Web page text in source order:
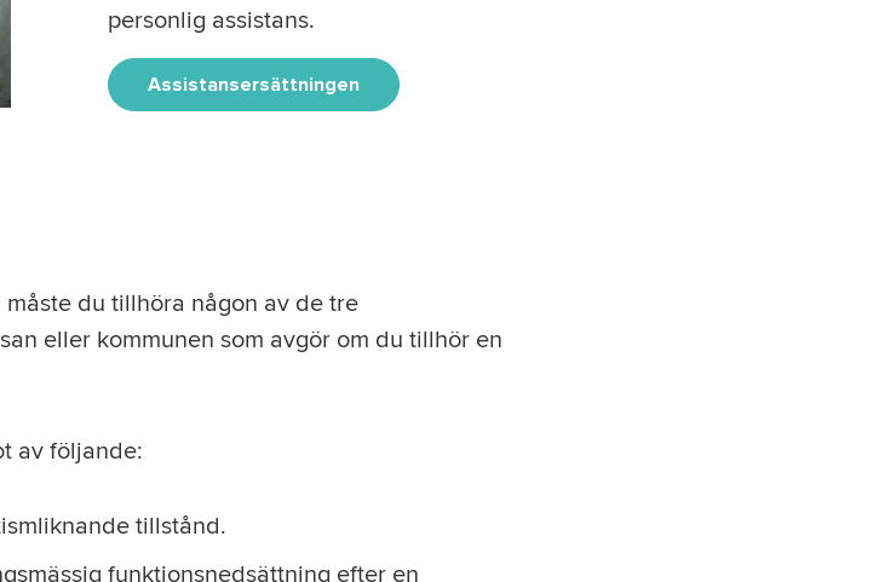
personlig assistans.
Assistansersättningen
du tillhöra någon av de tre
eller kommunen som avgör om du tillhör en
av följande:
tillstånd.
funktionsnedsättning efter en